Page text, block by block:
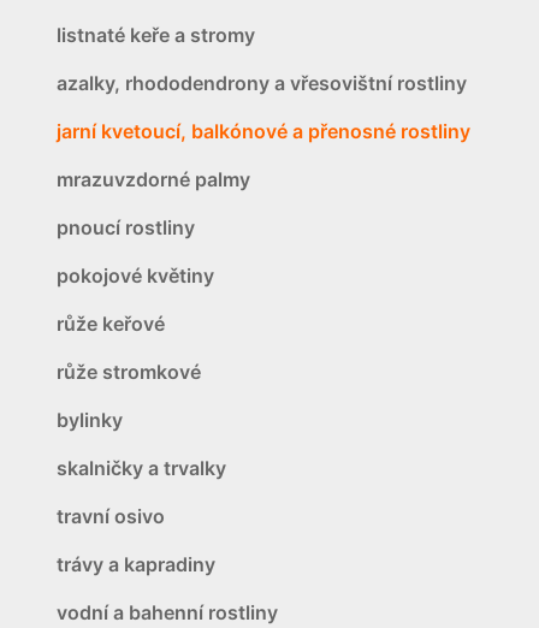
listnaté keře a stromy
azalky, rhododendrony a vřesovištní rostliny
jarní kvetoucí, balkónové a přenosné rostliny
mrazuvzdorné palmy
pnoucí rostliny
pokojové květiny
růže keřové
růže stromkové
bylinky
skalničky a trvalky
travní osivo
trávy a kapradiny
vodní a bahenní rostliny